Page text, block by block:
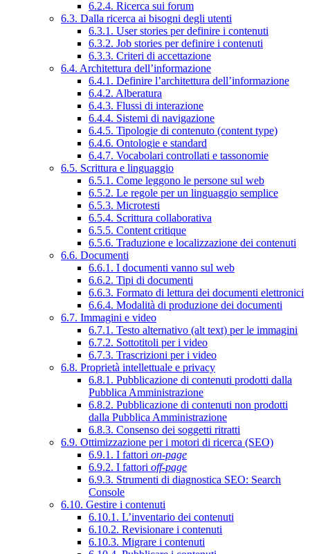
6.2.4. Ricerca sui forum
6.3. Dalla ricerca ai bisogni degli utenti
6.3.1. User stories per definire i contenuti
6.3.2. Job stories per definire i contenuti
6.3.3. Criteri di accettazione
6.4. Architettura dell’informazione
6.4.1. Definire l’architettura dell’informazione
6.4.2. Alberatura
6.4.3. Flussi di interazione
6.4.4. Sistemi di navigazione
6.4.5. Tipologie di contenuto (content type)
6.4.6. Ontologie e standard
6.4.7. Vocabolari controllati e tassonomie
6.5. Scrittura e linguaggio
6.5.1. Come leggono le persone sul web
6.5.2. Le regole per un linguaggio semplice
6.5.3. Microtesti
6.5.4. Scrittura collaborativa
6.5.5. Content critique
6.5.6. Traduzione e localizzazione dei contenuti
6.6. Documenti
6.6.1. I documenti vanno sul web
6.6.2. Tipi di documenti
6.6.3. Formato di lettura dei documenti elettronici
6.6.4. Modalità di produzione dei documenti
6.7. Immagini e video
6.7.1. Testo alternativo (alt text) per le immagini
6.7.2. Sottotitoli per i video
6.7.3. Trascrizioni per i video
6.8. Proprietà intellettuale e privacy
6.8.1. Pubblicazione di contenuti prodotti dalla
Pubblica Amministrazione
6.8.2. Pubblicazione di contenuti non prodotti
dalla Pubblica Amministrazione
6.8.3. Consenso dei soggetti ritratti
6.9. Ottimizzazione per i motori di ricerca (SEO)
6.9.1. I fattori on-page
6.9.2. I fattori off-page
6.9.3. Strumenti di diagnostica SEO: Search
Console
6.10. Gestire i contenuti
6.10.1. L’inventario dei contenuti
6.10.2. Revisionare i contenuti
6.10.3. Migrare i contenuti